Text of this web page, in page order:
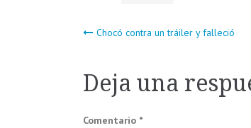
Navegación
de
entradas
Chocó contra un tráiler y falleció
Deja una
Comentario *